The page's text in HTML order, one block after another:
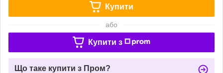
Купити
або
Купити з
Що таке купити з Пром?